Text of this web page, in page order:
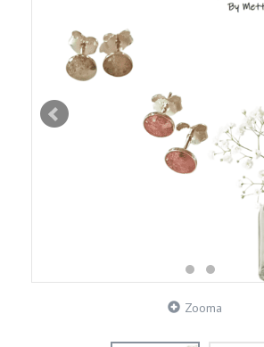
Zooma